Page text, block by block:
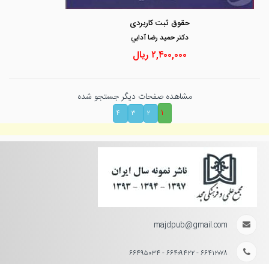
حقوق ثبت کاربردی
دكتر حميد رضا آدابي
۲,۴۰۰,۰۰۰ریال
مشاهده صفحات دیگر جستجو شده
۱
۲ ۳ ۴
majdpub@gmail.com
۶۶۴۱۲۰۷۸ - ۶۶۴۰۹۴۲۲ - ۶۶۴۹۵۰۳۴